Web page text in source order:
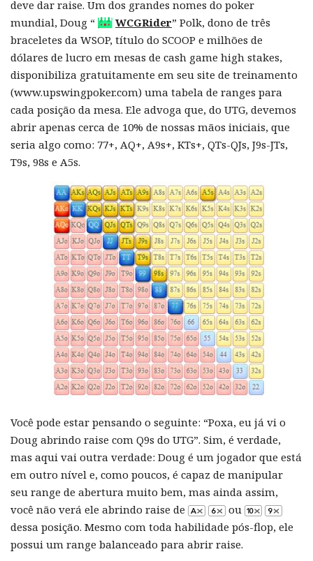
deve dar raise. Um dos grandes nomes do poker
mundial, Doug “
WCGRider” Polk, dono de três
braceletes da WSOP, título do SCOOP e milhões de
dólares de lucro em mesas de cash game high stakes,
disponibiliza gratuitamente em seu site de treinamento
(www.upswingpoker.com) uma tabela de ranges para
cada posição da mesa. Ele advoga que, do UTG, devemos
abrir apenas cerca de 10% de nossas mãos iniciais, que
seria algo como: 77+, AQ+, A9s+, KTs+, QTs-QJs, J9s-JTs,
T9s, 98s e A5s.
Você pode estar pensando o seguinte: “Poxa, eu já vi o
Doug abrindo raise com Q9s do UTG”. Sim, é verdade,
mas aqui vai outra verdade: Doug é um jogador que está
em outro nível e, como poucos, é capaz de manipular
seu range de abertura muito bem, mas ainda assim,
você não verá ele abrindo raise de
ou
dessa posição. Mesmo com toda habilidade pós-flop, ele
possui um range balanceado para abrir raise.